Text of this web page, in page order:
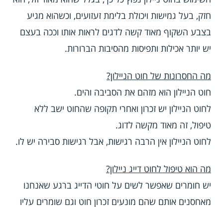
חזק, בעל גמישות ויכולת בלימת זעזועים, וכשהוא מגיע
בצבע השקוף מאוד קשה לדגים לראות אותו וככה בעצם
יש יותר אכילות ותפיסות מהסיבות הברורות.
מה החסרונות של חוט הניילון?
חוט הניילון הוא מזהם את הסביבה והים.
לחוט הניילון יש זכרון ואחרי תקופה שהחוט ישב ללא
טיפול, זה מאוד מקשה לדוג.
לחוט הניילון אין הרבה רגישות, אבל רגישות סבירה יש לו.
מה הוא טיפול לחוט דייג ניילון?
יש חומרים שאפשר לשים על חוטי הדייג ברגע שאנחנו
מאחסנים אותם שהם מונעים זכרון חוט וגם שומרים עליו